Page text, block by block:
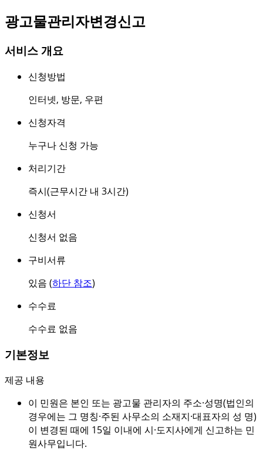
광고물관리자변경신고
서비스 개요
신청방법
인터넷, 방문, 우편
신청자격
누구나 신청 가능
처리기간
즉시(근무시간 내 3시간)
신청서
신청서 없음
구비서류
있음 (하단 참조)
수수료
수수료 없음
기본정보
제공 내용
이 민원은 본인 또는 광고물 관리자의 주소·성명(법인의
경우에는 그 명칭·주된 사무소의 소재지·대표자의 성 명)
이 변경된 때에 15일 이내에 시·도지사에게 신고하는 민
원사무입니다.